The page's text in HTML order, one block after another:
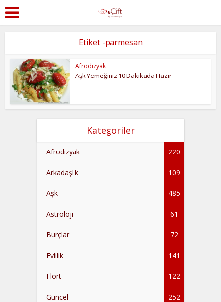
Etiket -parmesan
Afrodizyak
Aşk Yemeğiniz 10 Dakikada Hazır
Kategoriler
Afrodizyak 220
Arkadaşlık 109
Aşk 485
Astroloji 61
Burçlar 72
Evlilik 141
Flört 122
Güncel 252